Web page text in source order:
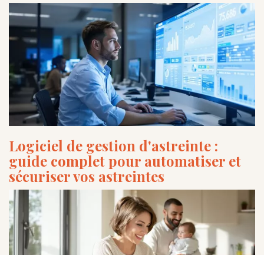
Logiciel de gestion d'astreinte :
guide complet pour automatiser et
sécuriser vos astreintes